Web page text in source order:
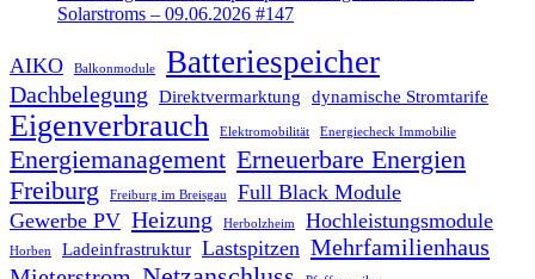
Solarstroms – 09.06.2026 #147
AIKO Balkonmodule Batteriespeicher
Dachbelegung Direktvermarktung dynamische Stromtarife
Eigenverbrauch Elektromobilität Energiecheck Immobilie
Energiemanagement Erneuerbare Energien
Freiburg
Freiburg im Breisgau
Full Black Module
Gewerbe PV Heizung Herbolzheim Hochleistungsmodule
Horben Ladeinfrastruktur Lastspitzen Mehrfamilienhaus